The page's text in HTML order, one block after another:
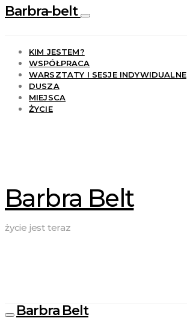
Barbra-belt
KIM JESTEM?
WSPÓŁPRACA
WARSZTATY I SESJE INDYWIDUALNE
DUSZA
MIEJSCA
ŻYCIE
Barbra Belt
życie jest teraz
Barbra Belt